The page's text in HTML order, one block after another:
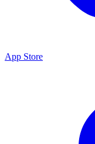
App Store